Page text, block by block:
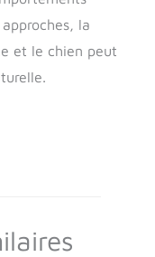
la
et le chien peut